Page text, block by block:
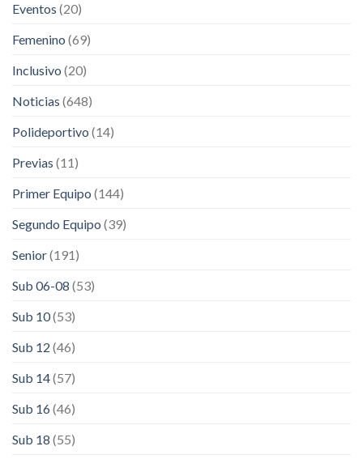
Eventos (20)
Femenino (69)
Inclusivo (20)
Noticias (648)
Polideportivo (14)
Previas (11)
Primer Equipo (144)
Segundo Equipo (39)
Senior(191)
Sub 06-08 (53)
Sub 10(53)
Sub 12 (46)
Sub 14(57)
Sub 16(46)
Sub 18 (55)